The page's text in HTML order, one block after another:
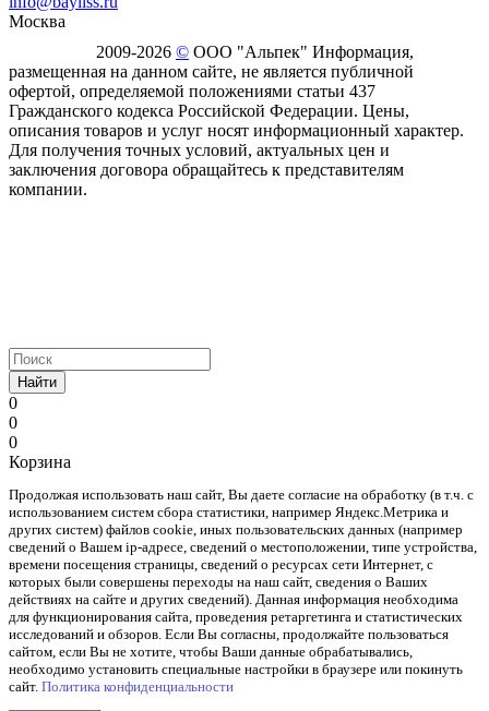
Москва
2009-2026 © ООО "Альпек" Информация,
размещенная на данном сайте, не является публичной
офертой, определяемой положениями статьи 437
Гражданского кодекса Российской Федерации. Цены,
описания товаров и услуг носят информационный характер.
Для получения точных условий, актуальных цен и
заключения договора обращайтесь к представителям
компании.
Найти
0
0
0
Корзина
Продолжая использовать наш cайт, Вы даете согласие на обработку (в т.ч. с
использованием систем сбора статистики, например Яндекс.Метрика и
других систем) файлов cookie, иных пользовательских данных (например
сведений о Вашем ip-адресе, сведений о местоположении, типе устройства,
времени посещения страницы, сведений о ресурсах сети Интернет, с
которых были совершены переходы на наш сайт, сведения о Ваших
действиях на сайте и других сведений). Данная информация необходима
для функционирования сайта, проведения ретаргетинга и статистических
исследований и обзоров. Если Вы согласны, продолжайте пользоваться
сайтом, если Вы не хотите, чтобы Ваши данные обрабатывались,
необходимо установить специальные настройки в браузере или покинуть
сайт. Политика конфиденциальности